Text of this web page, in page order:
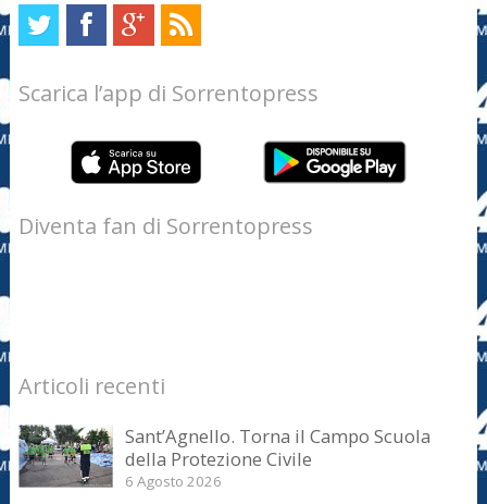
Scarica l’app di Sorrentopress
Diventa fan di Sorrentopress
Articoli recenti
Sant’Agnello. Torna il Campo Scuola
della Protezione Civile
6 Agosto 2026